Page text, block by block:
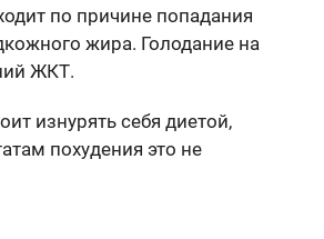
по причине попадания
жира. Голодание на
ЖКТ.
изнурять себя диетой,
похудения это не